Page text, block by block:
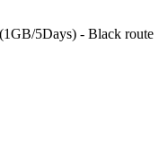
5Days) - Black route